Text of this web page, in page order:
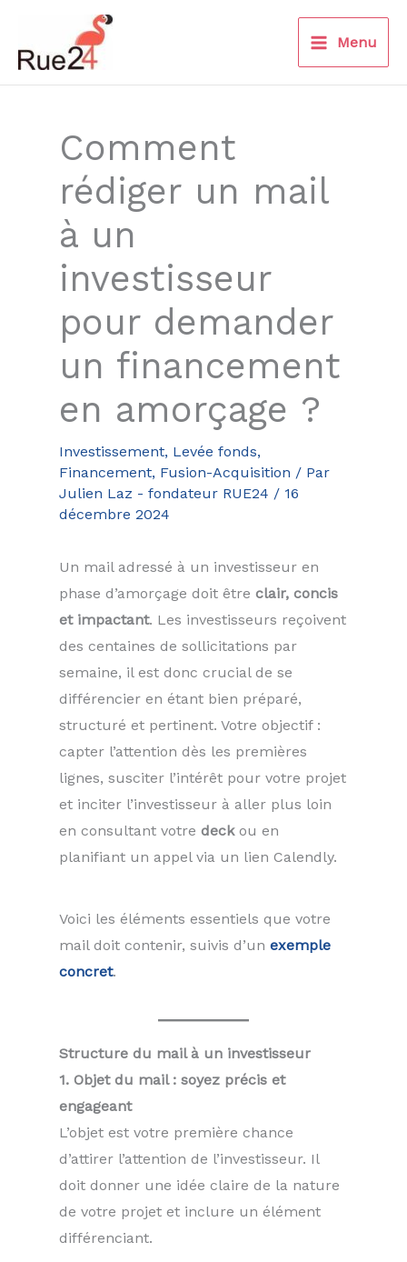
contenu
Menu
Comment
rédiger un mail
à un
investisseur
pour demander
un financement
en amorçage ?
Investissement, Levée fonds,
Financement, Fusion-Acquisition / Par
Julien Laz - fondateur RUE24 / 16
décembre 2024
Un mail adressé à un investisseur en
phase d’amorçage doit être clair, concis
et impactant. Les investisseurs reçoivent
des centaines de sollicitations par
semaine, il est donc crucial de se
différencier en étant bien préparé,
structuré et pertinent. Votre objectif :
capter l’attention dès les premières
lignes, susciter l’intérêt pour votre projet
et inciter l’investisseur à aller plus loin
en consultant votre deckou en
planifiant un appel via un lien Calendly.
Voici les éléments essentiels que votre
mail doit contenir, suivis d’un exemple
concret.
Structure du mail à un investisseur
1. Objet du mail : soyez précis et
engageant
L’objet est votre première chance
d’attirer l’attention de l’investisseur. Il
doit donner une idée claire de la nature
de votre projet et inclure un élément
différenciant.